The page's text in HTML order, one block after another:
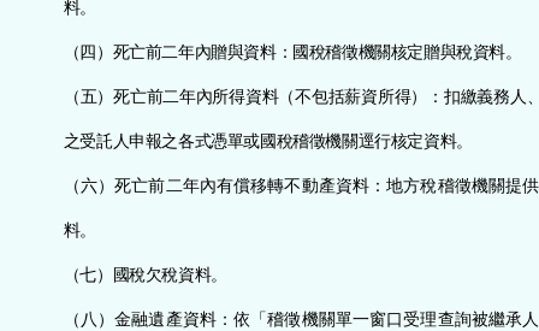
料。
（四）死亡前二年內贈與資料：國稅稽徵機關核定贈與稅資料。
（五）死亡前二年內所得資料（不包括薪資所得）：扣繳義務人
之受託人申報之各式憑單或國稅稽徵機關逕行核定資料。
（六）死亡前二年內有償移轉不動產資料：地方稅稽徵機關提
料。
（七）國稅欠稅資料。
（八）金融遺產資料：依「稽徵機關單一窗口受理查詢被繼承